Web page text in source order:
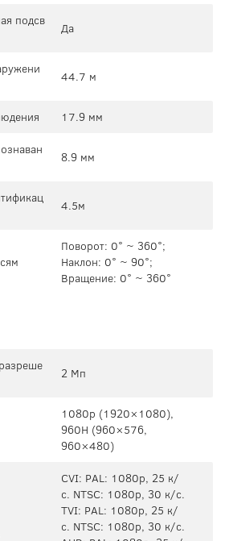
подсв
Да
44.7 м
17.9 мм
8.9 мм
4.5м
Поворот: 0° ~ 360°;
Наклон: 0° ~ 90°;
Вращение: 0° ~ 360°
2 Мп
1080р (1920×1080),
960H (960×576,
960×480)
CVI: PAL: 1080p, 25 к/
с. NTSC: 1080p, 30 к/с.
TVI: PAL: 1080p, 25 к/
с. NTSC: 1080p, 30 к/с.